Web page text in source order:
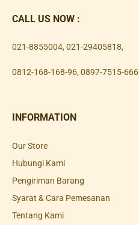
CALL US NOW :
021-8855004, 021-29405818,
0812-168-168-96, 0897-7515-666
INFORMATION
Our Store
Hubungi Kami
Pengiriman Barang
Syarat & Cara Pemesanan
Tentang Kami